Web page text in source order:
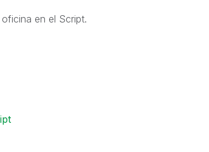
en el Script.